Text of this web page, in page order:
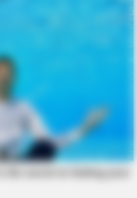
Puppy - Watch What